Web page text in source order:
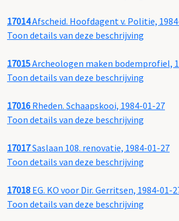
17014Afscheid. Hoofdagent v. Politie,
Toon details van deze beschrijving
17015Archeologen maken bodemprofiel,
Toon details van deze beschrijving
17016 Rheden. Schaapskooi, 1984-01-27
Toon details van deze beschrijving
17017Saslaan 108. renovatie, 1984-01-27
Toon details van deze beschrijving
17018 EG. KO voor Dir. Gerritsen, 1984-01-
Toon details van deze beschrijving